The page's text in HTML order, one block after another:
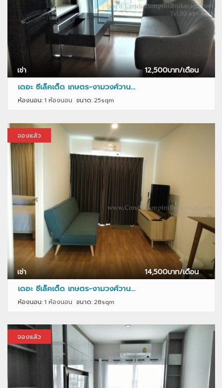
เช่า 12,500บาท/เดือน
เดอะ ซีเล็คเต็ด เกษตร-งามวงศ์วาน...
ห้องนอน:1 ห้องนอน ขนาด: 25sqm
จองแล้ว
เช่า 14,500บาท/เดือน
เดอะ ซีเล็คเต็ด เกษตร-งามวงศ์วาน...
ห้องนอน:1 ห้องนอน ขนาด: 28sqm
จองแล้ว